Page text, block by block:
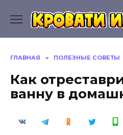
содержанию
ГЛАВНАЯ » ПОЛЕЗНЫЕ СОВЕТЫ
Как
ванну в